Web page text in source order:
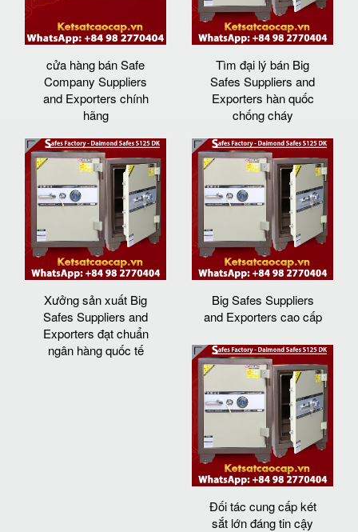
cửa hàng bán Safe
Company Suppliers
and Exporters chính
hãng
Tìm đại lý bán Big
Safes Suppliers and
Exporters hàn quốc
chống cháy
Xưởng sản xuất Big
Safes Suppliers and
Exporters đạt chuẩn
ngân hàng quốc tế
Big Safes Suppliers
and Exporters cao cấp
Đối tác cung cấp két
sắt lớn đáng tin cậy